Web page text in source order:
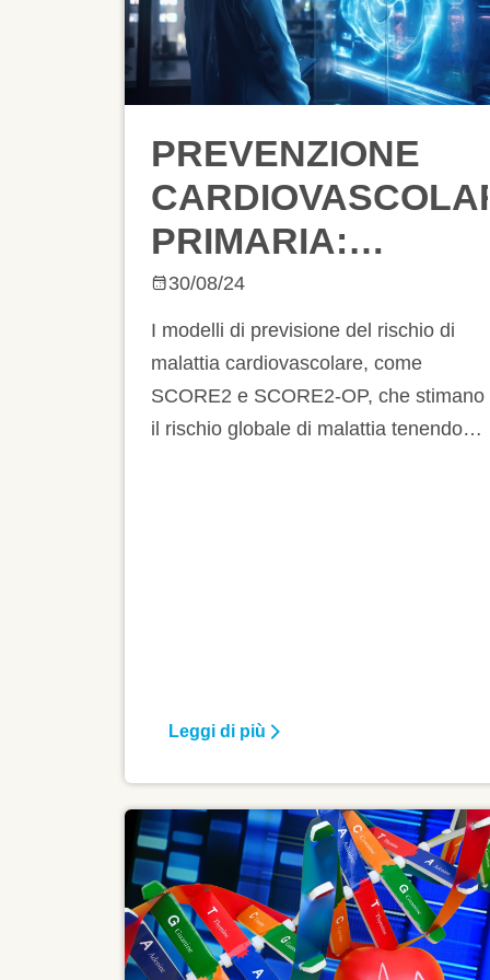
PREVENZIONE
PRIMARIA:
L’IMAGING PER
L’ANALISI DI
PLACCHE E
CALCIO
30/08/24
I modelli di previsione del rischio di
malattia cardiovascolare, come
SCORE2 e SCORE2-OP, che stimano
il rischio globale di malattia tenendo
Leggi di più